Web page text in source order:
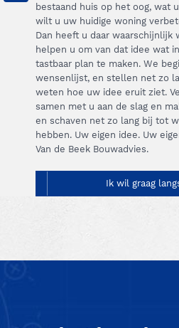
bestaand huis op het oog, wat
wilt u uw huidige woning
Dan heeft u daar waarschijnlijk
helpen u om van dat idee wat
tastbaar plan te maken. We
wensenlijst, en stellen net zo
weten hoe uw idee eruit ziet.
samen met u aan de slag en
en schaven net zo lang bij tot
hebben. Uw eigen idee. Uw
Van de Beek Bouwadvies.
Ik wil graag